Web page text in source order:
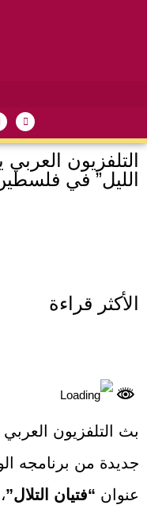
التلفزيون
الليل” في
الأكثر قراءة
بث التلفزيون
جديدة من برنامجه
عنوان “فتيان التلال”